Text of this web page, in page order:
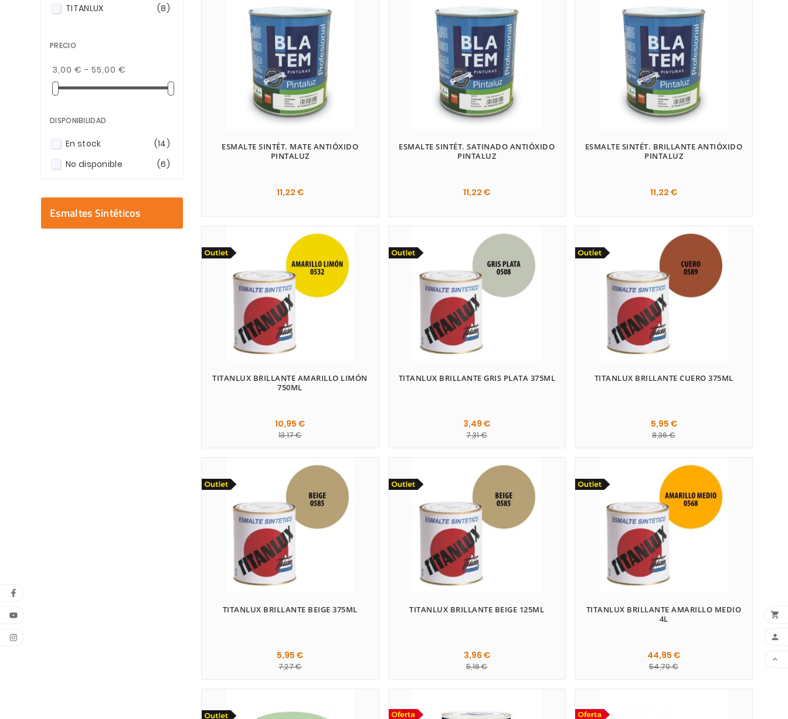
TITANLUX
(8)
PRECIO
3,00 € - 55,00 €
DISPONIBILIDAD
En stock
(14)
No disponible
(6)
Esmaltes Sintéticos
ESMALTE SINTÉT. MATE ANTIÓXIDO
PINTALUZ
11,22 €
ESMALTE SINTÉT. SATINADO ANTIÓXIDO
PINTALUZ
11,22 €
ESMALTE SINTÉT. BRILLANTE ANTIÓXIDO
PINTALUZ
11,22 €
TITANLUX BRILLANTE AMARILLO LIMÓN
750ML
10,95 €
13,17 €
TITANLUX BRILLANTE GRIS PLATA 375ML
3,49 €
7,31 €
TITANLUX BRILLANTE CUERO 375ML
5,95 €
8,36 €
TITANLUX BRILLANTE BEIGE 375ML
5,95 €
7,27 €
TITANLUX BRILLANTE BEIGE 125ML
3,96 €
5,16 €
TITANLUX BRILLANTE AMARILLO MEDIO
4L
44,95 €
54,79 €


